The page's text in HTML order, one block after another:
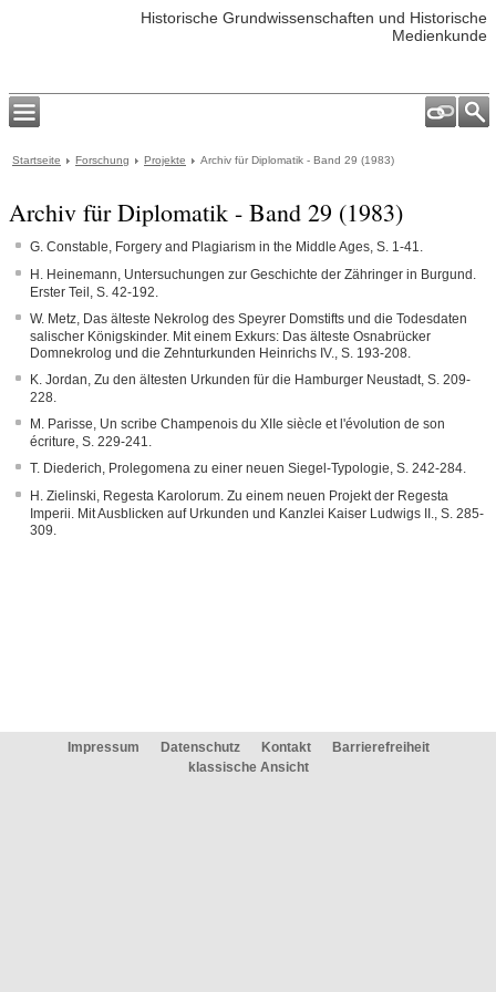
Historische Grundwissenschaften und Historische
Medienkunde
Startseite Forschung Projekte Archiv für Diplomatik - Band 29 (1983)
Archiv für Diplomatik - Band 29 (1983)
G. Constable, Forgery and Plagiarism in the Middle Ages, S. 1-41.
H. Heinemann, Untersuchungen zur Geschichte der Zähringer in Burgund.
Erster Teil, S. 42-192.
W. Metz, Das älteste Nekrolog des Speyrer Domstifts und die Todesdaten
salischer Königskinder. Mit einem Exkurs: Das älteste Osnabrücker
Domnekrolog und die Zehnturkunden Heinrichs IV., S. 193-208.
K. Jordan, Zu den ältesten Urkunden für die Hamburger Neustadt, S. 209-
228.
M. Parisse, Un scribe Champenois du XIIe siècle et l'évolution de son
écriture, S. 229-241.
T. Diederich, Prolegomena zu einer neuen Siegel-Typologie, S. 242-284.
H. Zielinski, Regesta Karolorum. Zu einem neuen Projekt der Regesta
Imperii. Mit Ausblicken auf Urkunden und Kanzlei Kaiser Ludwigs II., S. 285-
309.
Impressum Datenschutz Kontakt
Barrierefreiheit
klassische Ansicht